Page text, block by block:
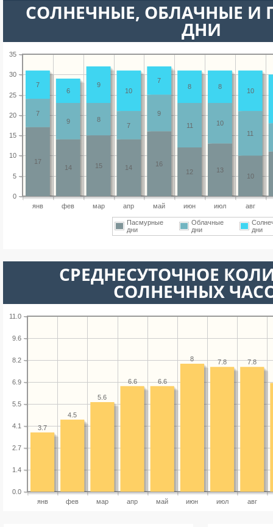
CОЛНЕЧНЫЕ, ОБЛАЧНЫЕ И
ДНИ
янв фев мар апр май июн июл авг
0
5
10
15
20
25
30
35
10
13
12
16
14
15
14
17
11
10
11
9
7
8
9
7
10
8
8
7
10
9
6
7
Пасмурные
дни
Облачные
дни
дни
СРЕДНЕСУТОЧНОЕ
СОЛНЕЧНЫХ
янв фев мар апр май июн июл авг
0.0
1.4
2.7
4.1
5.5
6.9
8.2
9.6
11.0
7.8
7.8
8
6.6
6.6
5.6
4.5
3.7